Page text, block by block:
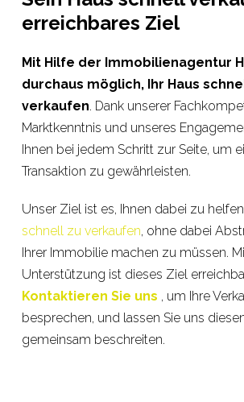
erreichbares Ziel
Mit Hilfe der Immobilienagentur
durchaus möglich, Ihr Haus
verkaufen. Dank unserer
Marktkenntnis und unseres
Ihnen bei jedem Schritt zur Seite, um
Transaktion zu gewährleisten.
Unser Ziel ist es, Ihnen dabei zu
schnell zu verkaufen, ohne dabei
Ihrer Immobilie machen zu müssen.
Unterstützung ist dieses Ziel
Kontaktieren Sie uns , um Ihre
besprechen, und lassen Sie uns
gemeinsam beschreiten.